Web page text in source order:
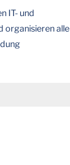
IT- und
organisieren alle